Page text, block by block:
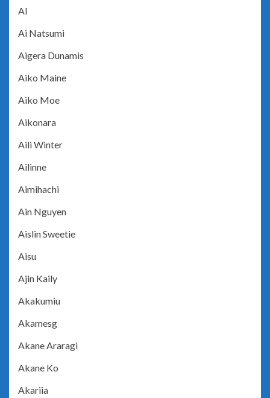
AI
Ai Natsumi
Aigera Dunamis
Aiko Maine
Aiko Moe
Aikonara
Aili Winter
Ailinne
Aimihachi
Ain Nguyen
Aislin Sweetie
Aisu
Ajin Kaily
Akakumiu
Akamesg
Akane Araragi
Akane Ko
Akariia